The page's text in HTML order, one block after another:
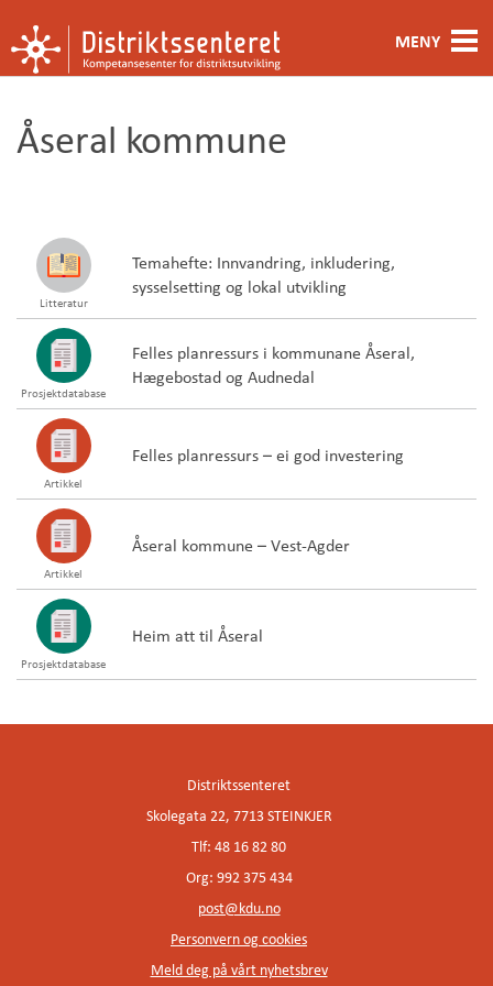
MENY
Kontakt oss
Om oss
Åseral kommune
Litteratur
Temahefte: Innvandring, inkludering,
sysselsetting og lokal utvikling
Prosjektdatabase
Felles planressurs i kommunane Åseral,
Hægebostad og Audnedal
Artikkel
Felles planressurs – ei god investering
Artikkel
Åseral kommune – Vest-Agder
Prosjektdatabase
Heim att til Åseral
Distriktssenteret
Skolegata 22, 7713 STEINKJER
Tlf: 48 16 82 80
Org: 992 375 434
post@kdu.no
Personvern og cookies
Meld deg på vårt nyhetsbrev